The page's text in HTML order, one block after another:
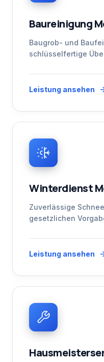
Baureinigung
Baugrob- und
schlüsselfertige
Leistung ansehen
Winterdienst
Zuverlässige
gesetzlichen
Leistung ansehen